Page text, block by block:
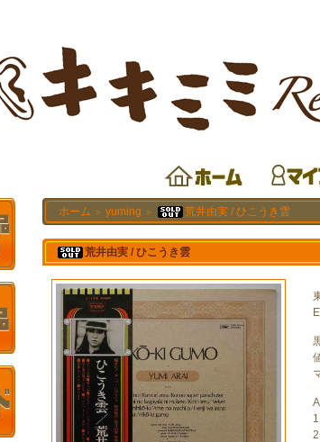
ホーム ＞ yuming ＞ 荒井由実 / ひこうき雲
荒井由実 / ひこうき雲